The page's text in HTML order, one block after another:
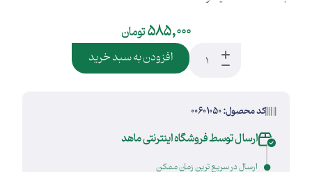
585,000تومان
افزودن به سبد خرید
کد محصول: 00601050
ارسال توسط فروشگاه اینترنتی ماهد
ارسال در سریع ترین زمان ممکن